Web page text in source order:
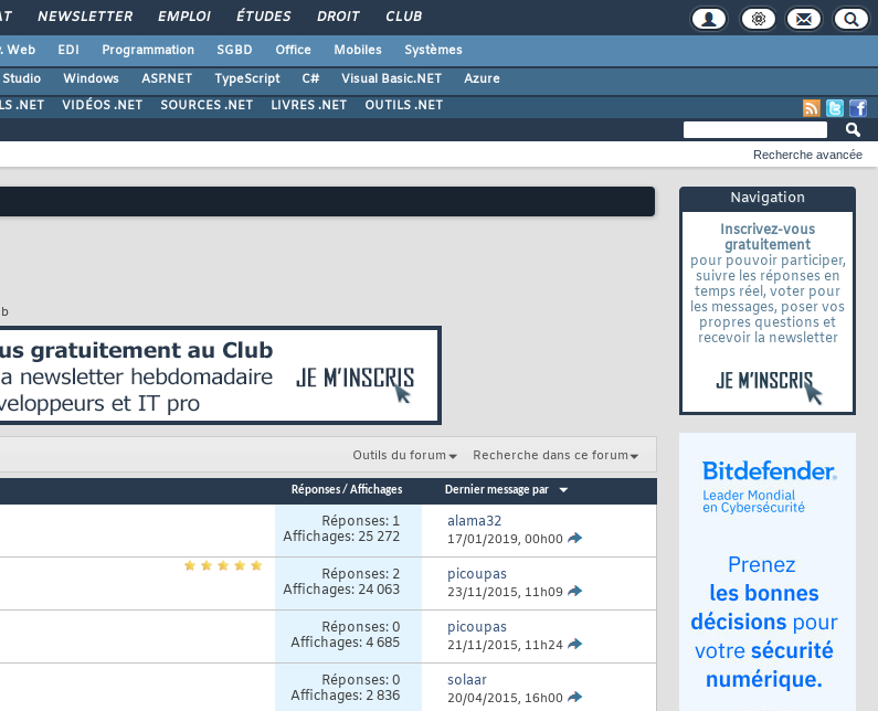
NEWSLETTER EMPLOI ÉTUDES DROIT CLUB
Web EDI Programmation SGBD Office Mobiles
Systèmes
Windows ASP.NET TypeScript C# Visual Basic.NET
Azure
.NET VIDÉOS .NET SOURCES .NET LIVRES .NET OUTILS .NET
Recherche avancée
Navigation
Inscrivez-vous
gratuitement
pour pouvoir participer,
suivre les réponses en
temps réel, voter pour
les messages, poser vos
propres questions et
recevoir la newsletter
Outils du forum Recherche dans ce forum
Réponses/ Affichages Dernier message par
Réponses: 1
Affichages: 25 272
alama32
17/01/2019, 00h00
Réponses: 2
Affichages: 24 063
picoupas
23/11/2015, 11h09
Réponses:0
Affichages: 4 685
picoupas
21/11/2015, 11h24
Réponses:0
Affichages: 2 836
solaar
20/04/2015, 16h00